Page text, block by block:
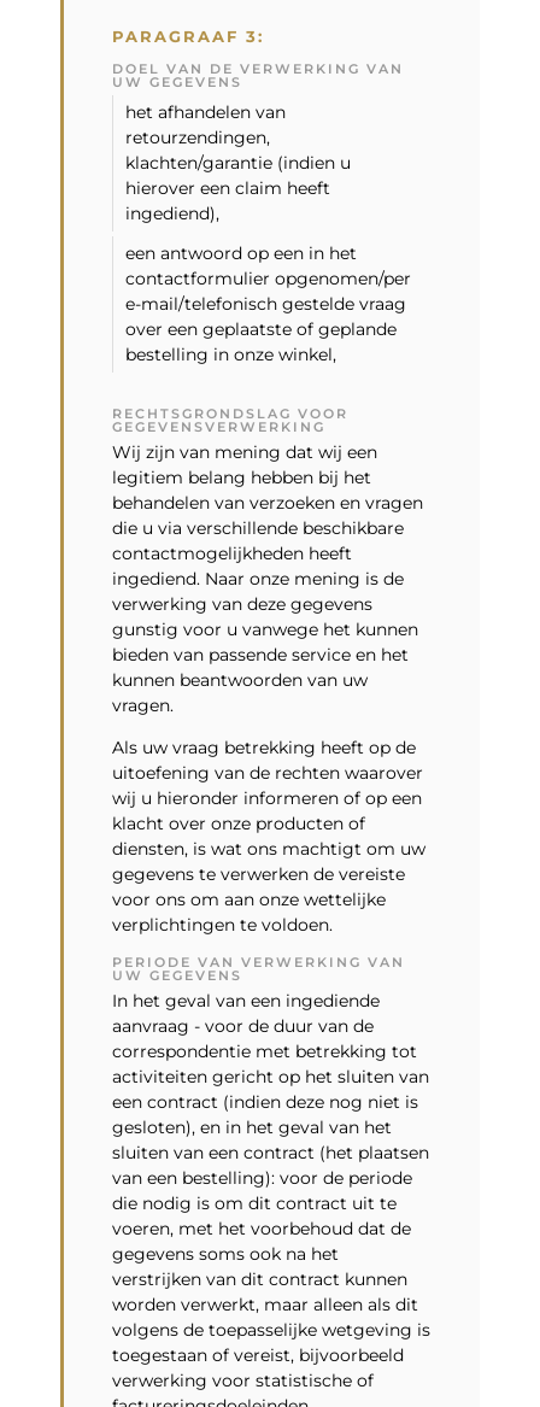
PARAGRAAF 3:
DOEL VAN DE VERWERKING VAN
UW GEGEVENS
het afhandelen van
retourzendingen,
klachten/garantie (indien u
hierover een claim heeft
ingediend),
een antwoord op een in het
contactformulier opgenomen/per
e-mail/telefonisch gestelde vraag
over een geplaatste of geplande
bestelling in onze winkel,
RECHTSGRONDSLAG VOOR
GEGEVENSVERWERKING
Wij zijn van mening dat wij een
legitiem belang hebben bij het
behandelen van verzoeken en vragen
die u via verschillende beschikbare
contactmogelijkheden heeft
ingediend. Naar onze mening is de
verwerking van deze gegevens
gunstig voor u vanwege het kunnen
bieden van passende service en het
kunnen beantwoorden van uw
vragen.
Als uw vraag betrekking heeft op de
uitoefening van de rechten waarover
wij u hieronder informeren of op een
klacht over onze producten of
diensten, is wat ons machtigt om uw
gegevens te verwerken de vereiste
voor ons om aan onze wettelijke
verplichtingen te voldoen.
PERIODE VAN VERWERKING VAN
UW GEGEVENS
In het geval van een ingediende
aanvraag - voor de duur van de
correspondentie met betrekking tot
activiteiten gericht op het sluiten van
een contract (indien deze nog niet is
gesloten), en in het geval van het
sluiten van een contract (het plaatsen
van een bestelling): voor de periode
die nodig is om dit contract uit te
voeren, met het voorbehoud dat de
gegevens soms ook na het
verstrijken van dit contract kunnen
worden verwerkt, maar alleen als dit
volgens de toepasselijke wetgeving is
toegestaan ​​of vereist, bijvoorbeeld
verwerking voor statistische of